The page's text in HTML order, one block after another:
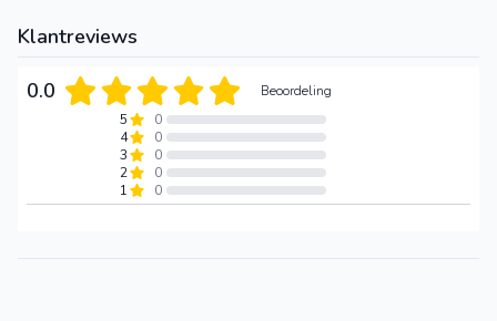
Klantreviews
0.0
Beoordeling
5
0
4
0
3
0
2
0
1
0